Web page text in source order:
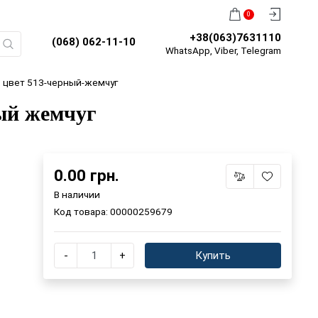
(068) 062-11-10
0
+38(063)7631110
WhatsApp, Viber, Telegram
цвет 513-черный-жемчуг
жемчуг
0.00 грн.
В наличии
Код товара: 00000259679
- + Купить